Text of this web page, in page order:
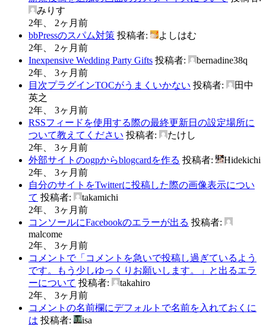
みりす
2年、 2ヶ月前
bbPressのスパム対策 投稿者:
よしはむ
2年、 2ヶ月前
Inexpensive Wedding Party Gifts 投稿者:
bernadine38q
2年、 3ヶ月前
目次プラグインTOCがうまくいかない 投稿者:
田中
英之
2年、 3ヶ月前
RSSフィードを使用する際の最終更新日の設定場所に
ついて教えてください 投稿者:
たけし
2年、 3ヶ月前
外部サイトのogpからblogcardを作る 投稿者:
Hidekichi
2年、 3ヶ月前
自分のサイトをTwitterに投稿した際の画像表示につい
て 投稿者:
takamichi
2年、 3ヶ月前
コンソールにFacebookのエラーが出る 投稿者:
malcome
2年、 3ヶ月前
コメントで「コメントを急いで投稿し過ぎているよう
です。もう少しゆっくりお願いします。」と出るエラ
ーについて 投稿者:
takahiro
2年、 3ヶ月前
コメントの名前欄にデフォルトで名前を入れておくに
は 投稿者:
isa